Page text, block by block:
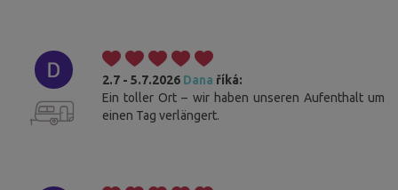
2.7 - 5.7.2026 Dana říká:
Ein toller Ort – wir haben unseren Aufenthalt um
einen Tag verlängert.